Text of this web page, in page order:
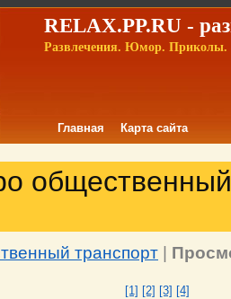
RELAX.PP.RU -
Развлечения. Юмор. Приколы.
Главная Карта сайта
транспорт |
[1] [2] [3] [4]